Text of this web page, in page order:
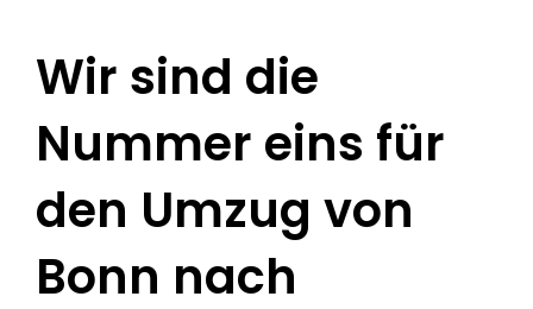
Wir sind die
Nummer eins für
den Umzug von
Bonn nach